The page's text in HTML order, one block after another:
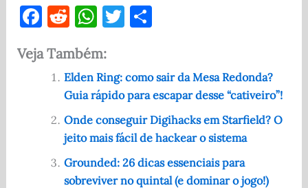
F
c
e
o
k
R
d
di
t
W
at
s
A
p
p
T
te
r
S
e
Veja Também:
Elden Ring: como sair da Mesa Redonda?
Guia rápido para escapar desse “cativeiro”!
Onde conseguir Digihacks em Starfield? O
jeito mais fácil de hackear o sistema
Grounded: 26 dicas essenciais para
sobreviver no quintal (e dominar o jogo!)